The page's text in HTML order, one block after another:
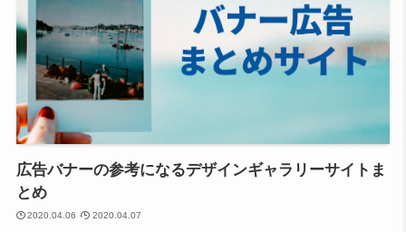
広告バナーの参考になるデザインギャラリーサイトま
とめ
2020.04.06 2020.04.07